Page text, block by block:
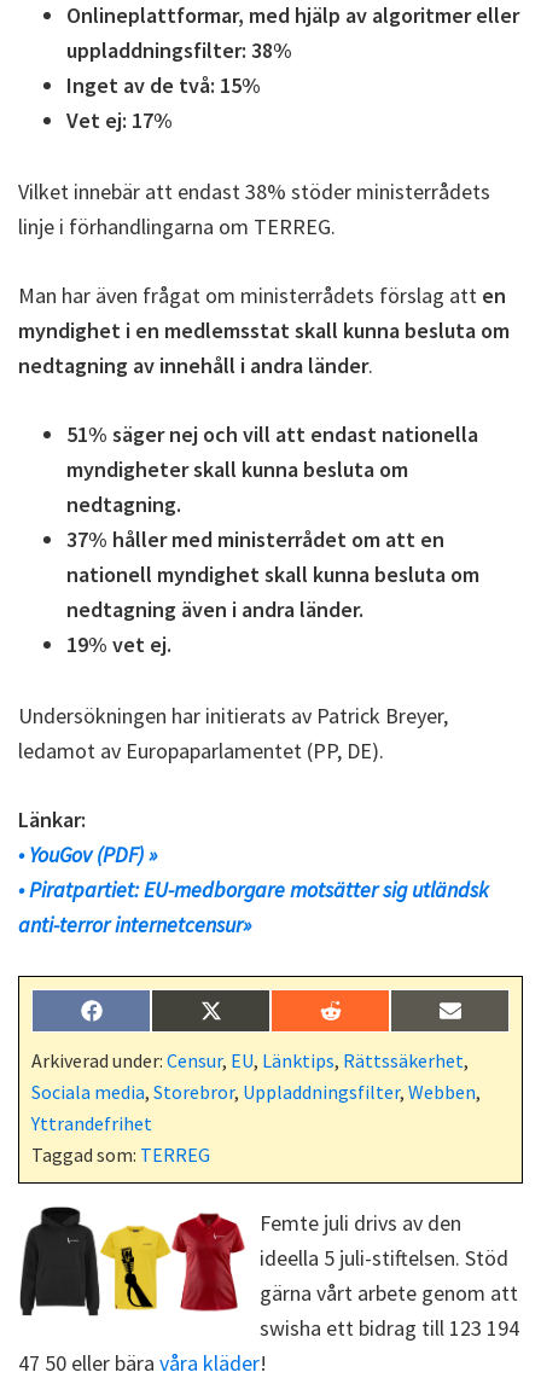
Onlineplattformar, med hjälp av algoritmer eller
uppladdningsfilter: 38%
Inget av de två: 15%
Vet ej: 17%
Vilket innebär att endast 38% stöder ministerrådets
linje i förhandlingarna om TERREG.
Man har även frågat om ministerrådets förslag att en
myndighet i en medlemsstat skall kunna besluta om
nedtagning av innehåll i andra länder.
51% säger nej och vill att endast nationella
myndigheter skall kunna besluta om
nedtagning.
37% håller med ministerrådet om att en
nationell myndighet skall kunna besluta om
nedtagning även i andra länder.
19% vet ej.
Undersökningen har initierats av Patrick Breyer,
ledamot av Europaparlamentet (PP, DE).
Länkar:
• YouGov (PDF) »
• Piratpartiet: EU-medborgare motsätter sig utländsk
anti-terror internetcensur»
Dela
på
F
a
c
b
o
o
k
Dela
på
X
(
T
w
i
Dela
på
R
e
d
i
Dela
på
E
-
p
o
s
Arkiverad under: Censur, EU, Länktips, Rättssäkerhet,
Sociala media, Storebror, Uppladdningsfilter, Webben,
Yttrandefrihet
Taggad som: TERREG
Femte juli drivs av den
ideella 5 juli-stiftelsen. Stöd
gärna vårt arbete genom att
swisha ett bidrag till 123 194
47 50 eller bära våra kläder!